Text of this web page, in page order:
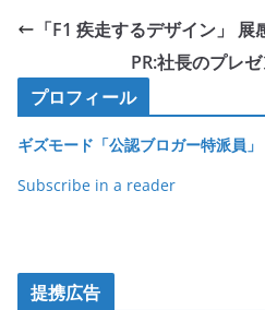
e
o
o
k
er et
「F1 疾走するデザイン」 展
PR:社長のプレ
プロフィール
ギズモード「公認ブロガー特派員」
Subscribe in a reader
提携広告